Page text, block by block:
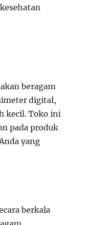
beragam
digital,
kecil. Toko ini
pada produk
yang
berkala